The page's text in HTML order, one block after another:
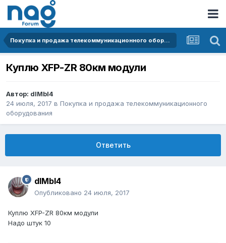
Покупка и продажа телекоммуникационного оборудования
Куплю XFP-ZR 80км модули
Автор: dIMbI4
24 июля, 2017 в Покупка и продажа телекоммуникационного
оборудования
Ответить
dIMbI4
Опубликовано 24 июля, 2017
Куплю XFP-ZR 80км модули
Надо штук 10